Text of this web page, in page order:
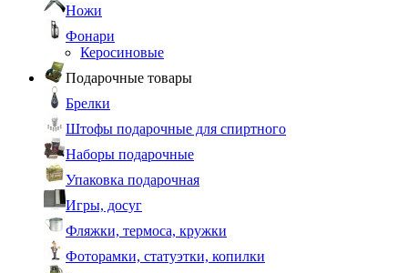
Ножи
Фонари
Керосиновые
Подарочные товары
Брелки
Штофы подарочные для спиртного
Наборы подарочные
Упаковка подарочная
Игры, досуг
Фляжки, термоса, кружки
Фоторамки, статуэтки, копилки